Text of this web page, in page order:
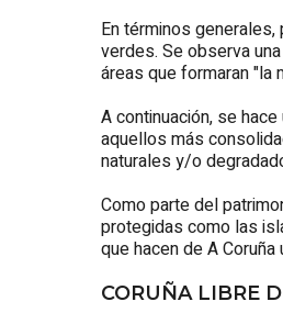
En términos
verdes. Se observa
áreas que formaran "la
A continuación, se
aquellos más
naturales y/o
Como parte del
protegidas como las
que hacen de A
CORUÑA LIBRE